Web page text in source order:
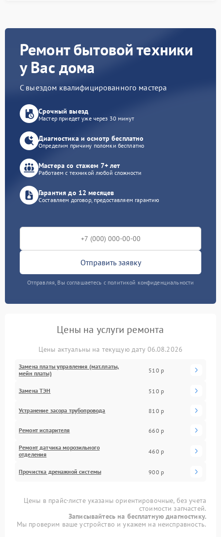
Ремонт бытовой техники
у Вас дома
С выездом квалифицированного мастера
Срочный выезд
Мастер приедет уже через 30 минут
Диагностика и осмотр бесплатно
Определим причину поломки бесплатно
Мастера со стажем 7+ лет
Работаем с техникой любой сложности
Гарантия до 12 месяцев
Составляем договор, предоставляем гарантию
Отправить заявку
Отправляя, Вы соглашаетесь с политикой конфиденциальности
Цены на услуги ремонта
Цены актуальны на текущую дату 06.08.2026
Замена платы управления (мат.платы,
мейн платы)
510 р
Замена ТЭН 510 р
Устранение засора трубопровода 810 р
Ремонт испарителя 660 р
Ремонт датчика морозильного
отделения
460 р
Прочистка дренажной системы 900 р
Цены в прайс-листе указаны ориентировочные, без учета
стоимости запчастей.
Записывайтесь на бесплатную диагностику.
Мы проверим ваше устройство и укажем на неисправность.